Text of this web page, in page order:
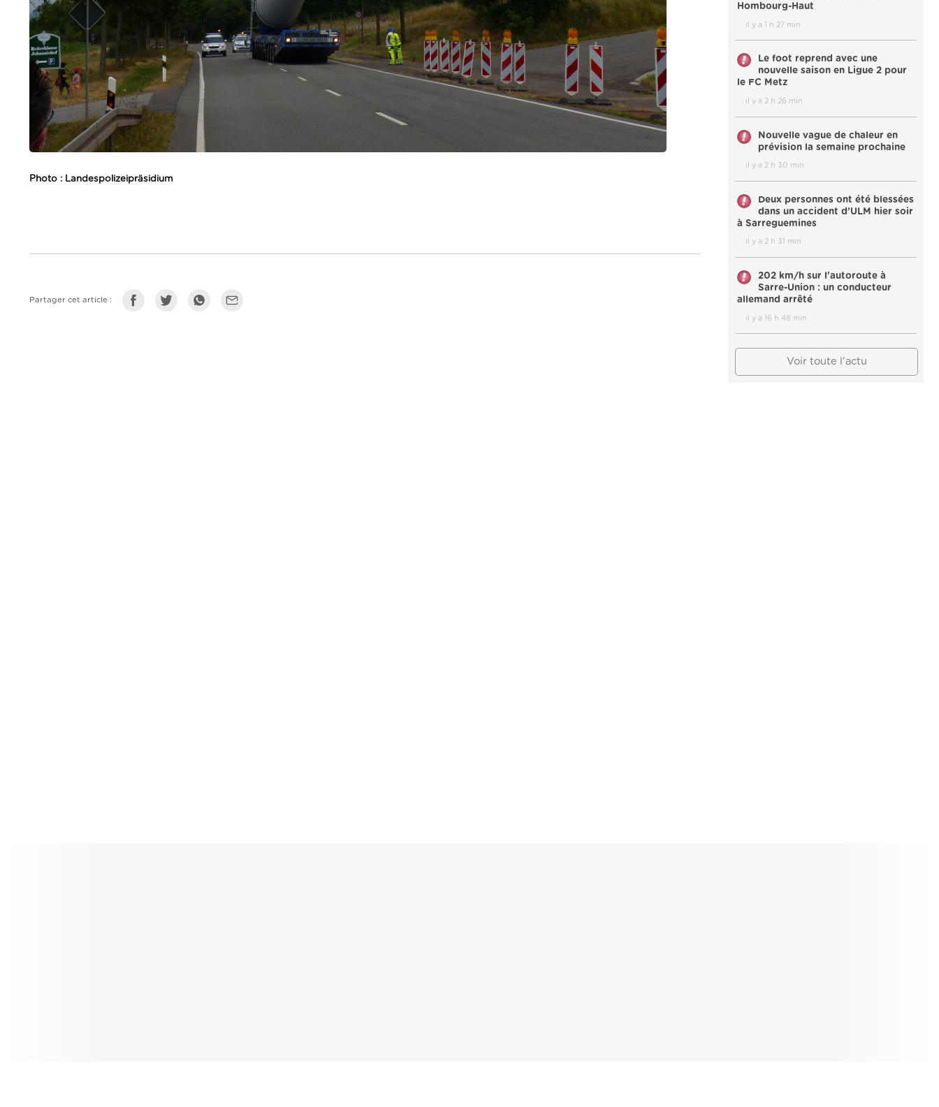
Photo : Landespolizeipräsidium
Partager cet article :
Hombourg-Haut
il y a 1 h 27 min
Le foot reprend avec une
nouvelle saison en Ligue 2 pour
le FC Metz
il y a 2 h 26 min
Nouvelle vague de chaleur en
prévision la semaine prochaine
il y a 2 h 30 min
Deux personnes ont été blessées
dans un accident d’ULM hier soir
à Sarreguemines
il y a 2 h 31 min
202 km/h sur l'autoroute à
Sarre-Union : un conducteur
allemand arrêté
il y a 16 h 48 min
Voir toute l'actu